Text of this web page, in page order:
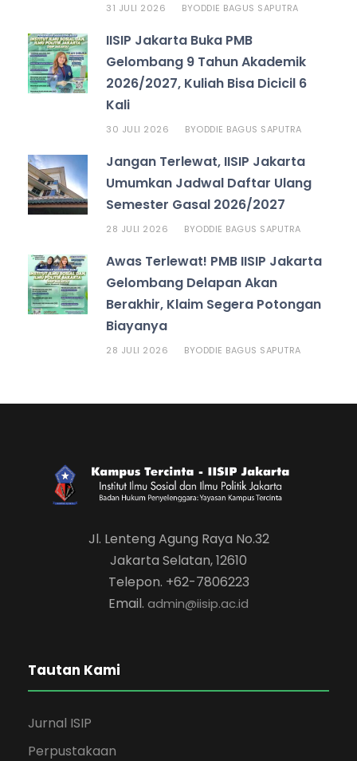
31 JULI 2026 BYODDIE BAGUS SAPUTRA
IISIP Jakarta Buka PMB
Gelombang 9 Tahun Akademik
2026/2027, Kuliah Bisa Dicicil 6
Kali
30 JULI 2026 BYODDIE BAGUS SAPUTRA
Jangan Terlewat, IISIP Jakarta
Umumkan Jadwal Daftar Ulang
Semester Gasal 2026/2027
28 JULI 2026 BYODDIE BAGUS SAPUTRA
Awas Terlewat! PMB IISIP Jakarta
Gelombang Delapan Akan
Berakhir, Klaim Segera Potongan
Biayanya
28 JULI 2026 BYODDIE BAGUS SAPUTRA
Jl. Lenteng Agung Raya No.32
Jakarta Selatan, 12610
Telepon. +62-7806223
Email. admin@iisip.ac.id
Tautan Kami
Jurnal ISIP
Perpustakaan